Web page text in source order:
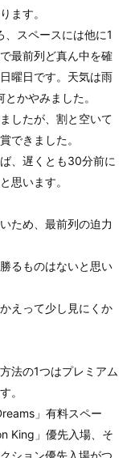
ます。
、スペースには他に1
最前列ど真ん中を確
曜日です。天気は雨
かやみました。
したが、割と空いて
できました。
、遅くとも30分前に
思います。
ため、最前列の迫力
るものはないと思い
えって少し見にくか
法の1つはプレミアム
。
」有料スペー
King」優先入場、そ